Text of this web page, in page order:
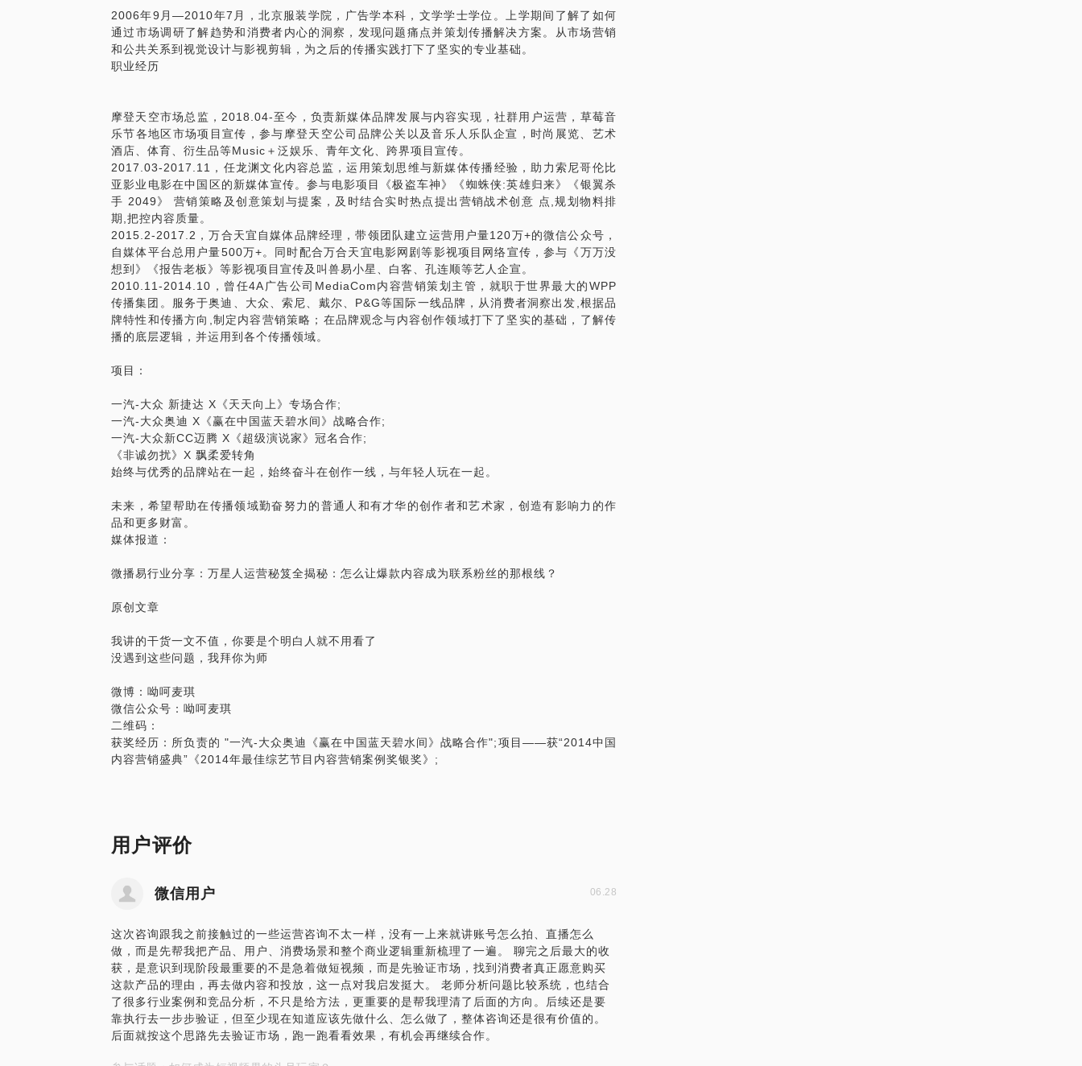
2006年9月—2010年7月，北京服装学院，广告学本科，文学学士学位。上学期间了解了如何
通过市场调研了解趋势和消费者内心的洞察，发现问题痛点并策划传播解决方案。从市场营销
和公共关系到视觉设计与影视剪辑，为之后的传播实践打下了坚实的专业基础。
职业经历
摩登天空市场总监，2018.04-至今，负责新媒体品牌发展与内容实现，社群用户运营，草莓音
乐节各地区市场项目宣传，参与摩登天空公司品牌公关以及音乐人乐队企宣，时尚展览、艺术
酒店、体育、衍生品等Music＋泛娱乐、青年文化、跨界项目宣传。
2017.03-2017.11，任龙渊文化内容总监，运用策划思维与新媒体传播经验，助力索尼哥伦比
亚影业电影在中国区的新媒体宣传。参与电影项目《极盗车神》《蜘蛛侠:英雄归来》《银翼杀
手 2049》 营销策略及创意策划与提案，及时结合实时热点提出营销战术创意 点,规划物料排
期,把控内容质量。 
2015.2-2017.2，万合天宜自媒体品牌经理，带领团队建立运营用户量120万+的微信公众号，
自媒体平台总用户量500万+。同时配合万合天宜电影网剧等影视项目网络宣传，参与《万万没
想到》《报告老板》等影视项目宣传及叫兽易小星、白客、孔连顺等艺人企宣。
2010.11-2014.10，曾任4A广告公司MediaCom内容营销策划主管，就职于世界最大的WPP
传播集团。服务于奥迪、大众、索尼、戴尔、P&G等国际一线品牌，从消费者洞察出发,根据品
牌特性和传播方向,制定内容营销策略；在品牌观念与内容创作领域打下了坚实的基础，了解传
播的底层逻辑，并运用到各个传播领域。
项目：
一汽-大众 新捷达 X《天天向上》专场合作; 
一汽-大众奥迪 X《赢在中国蓝天碧水间》战略合作; 
一汽-大众新CC迈腾 X《超级演说家》冠名合作; 
《非诚勿扰》X 飘柔爱转角 
始终与优秀的品牌站在一起，始终奋斗在创作一线，与年轻人玩在一起。
未来，希望帮助在传播领域勤奋努力的普通人和有才华的创作者和艺术家，创造有影响力的作
品和更多财富。
媒体报道：
微播易行业分享：万星人运营秘笈全揭秘：怎么让爆款内容成为联系粉丝的那根线？
原创文章
我讲的干货一文不值，你要是个明白人就不用看了
没遇到这些问题，我拜你为师
微博：呦呵麦琪
微信公众号：呦呵麦琪
二维码：
获奖经历：所负责的 "一汽-大众奥迪《赢在中国蓝天碧水间》战略合作";项目——获“2014中国
用户评价
微信用户 06.28
这次咨询跟我之前接触过的一些运营咨询不太一样，没有一上来就讲账号怎么拍、直播怎么
做，而是先帮我把产品、用户、消费场景和整个商业逻辑重新梳理了一遍。 聊完之后最大的收
获，是意识到现阶段最重要的不是急着做短视频，而是先验证市场，找到消费者真正愿意购买
这款产品的理由，再去做内容和投放，这一点对我启发挺大。 老师分析问题比较系统，也结合
了很多行业案例和竞品分析，不只是给方法，更重要的是帮我理清了后面的方向。后续还是要
靠执行去一步步验证，但至少现在知道应该先做什么、怎么做了，整体咨询还是很有价值的。
后面就按这个思路先去验证市场，跑一跑看看效果，有机会再继续合作。